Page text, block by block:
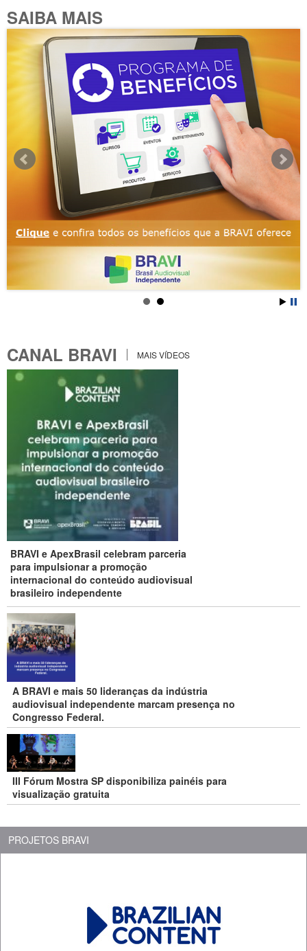
SAIBA MAIS
CANAL BRAVI MAIS VÍDEOS
BRAVI e ApexBrasil celebram parceria
para impulsionar a promoção
internacional do conteúdo audiovisual
brasileiro independente
A BRAVI e mais 50 lideranças da indústria
audiovisual independente marcam presença no
Congresso Federal.
III Fórum Mostra SP disponibiliza painéis para
visualização gratuita
PROJETOS BRAVI